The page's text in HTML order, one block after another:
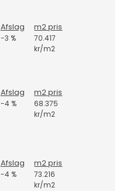
Afslag m2 pris
-3 %
70.417
kr/m2
Afslag m2 pris
-4 %
68.375
kr/m2
Afslag m2 pris
-4 %
73.216
kr/m2